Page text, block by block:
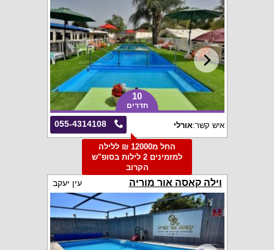
10
חדרים
055-4314108 איש קשר:אורלי
החל מ12000 ₪ ללילה
למזמינים 2 לילות בסופ"ש
הקרוב
וילה קאסה אור מוריה עין יעקב